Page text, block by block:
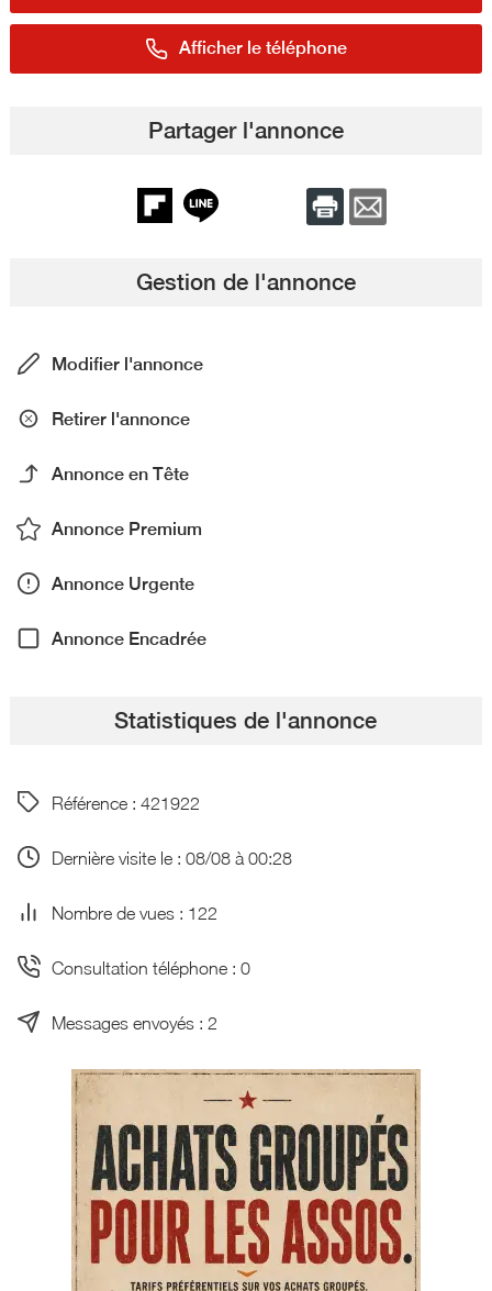
Afficher le téléphone
Partager l'annonce
Gestion de l'annonce
Modifier l'annonce
Retirer l'annonce
Annonce en Tête
Annonce Premium
Annonce Urgente
Annonce Encadrée
Statistiques de l'annonce
Référence : 421922
Dernière visite le : 08/08 à 00:28
Nombre de vues : 122
Consultation téléphone : 0
Messages envoyés : 2